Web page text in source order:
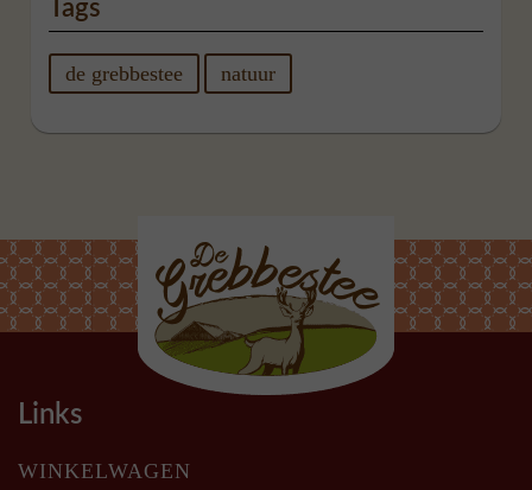
Tags
de grebbestee natuur
Links
WINKELWAGEN